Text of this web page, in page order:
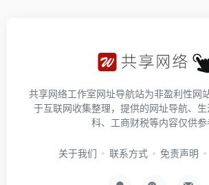
共享网络工作室网址导航站为非盈利性网
于互联网收集整理，提供的网址导航、
科、工商财税等内容仅供参
关于我们 联系方式 免责声明